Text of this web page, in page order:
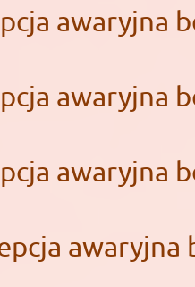
awaryjna
awaryjna
awaryjna
awaryjna